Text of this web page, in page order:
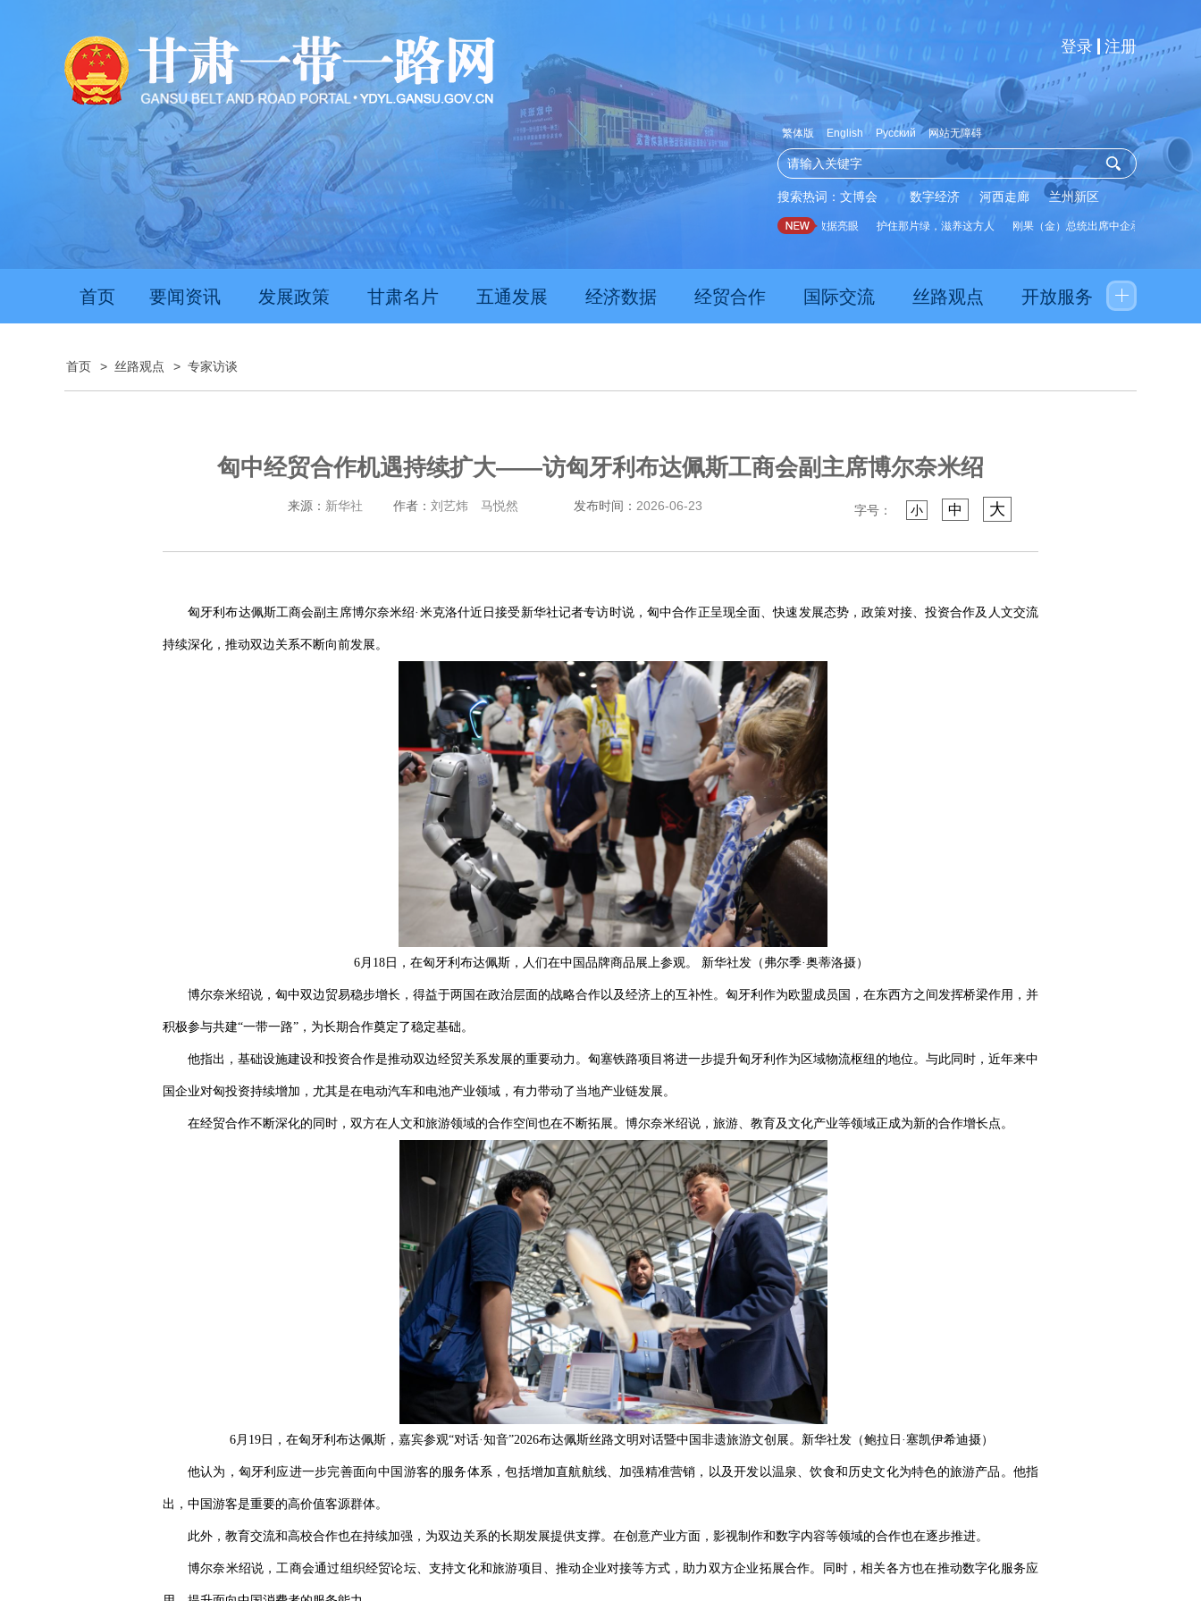
登录 注册
繁体版 English Русский 网站无障碍
搜索热词： 文博会 数字经济 河西走廊 兰州新区
推动经济持续向新向优向好发展 甘肃上半年新质生产力发展数据亮眼 护住那片绿，滋养这方人 刚果（金）总统出席中企承建水厂启用仪式
首页 要闻资讯 发展政策 甘肃名片 五通发展 经济数据 经贸合作 国际交流 丝路观点 开放服务
首页 > 丝路观点 > 专家访谈
匈中经贸合作机遇持续扩大——访匈牙利布达佩斯工商会副主席博尔奈米绍
来源： 新华社 作者： 刘艺炜 马悦然 发布时间： 2026-06-23 字号： 小 中 大
匈牙利布达佩斯工商会副主席博尔奈米绍·米克洛什近日接受新华社记者专访时说，匈中合作正呈现全面、快速发展态势，政策对接、投资合作及人文交流
持续深化，推动双边关系不断向前发展。
6月18日，在匈牙利布达佩斯，人们在中国品牌商品展上参观。 新华社发（弗尔季·奥蒂洛摄）
博尔奈米绍说，匈中双边贸易稳步增长，得益于两国在政治层面的战略合作以及经济上的互补性。匈牙利作为欧盟成员国，在东西方之间发挥桥梁作用，并
积极参与共建“一带一路”，为长期合作奠定了稳定基础。
他指出，基础设施建设和投资合作是推动双边经贸关系发展的重要动力。匈塞铁路项目将进一步提升匈牙利作为区域物流枢纽的地位。与此同时，近年来中
国企业对匈投资持续增加，尤其是在电动汽车和电池产业领域，有力带动了当地产业链发展。
在经贸合作不断深化的同时，双方在人文和旅游领域的合作空间也在不断拓展。博尔奈米绍说，旅游、教育及文化产业等领域正成为新的合作增长点。
6月19日，在匈牙利布达佩斯，嘉宾参观“对话·知音”2026布达佩斯丝路文明对话暨中国非遗旅游文创展。新华社发（鲍拉日·塞凯伊希迪摄）
他认为，匈牙利应进一步完善面向中国游客的服务体系，包括增加直航航线、加强精准营销，以及开发以温泉、饮食和历史文化为特色的旅游产品。他指
出，中国游客是重要的高价值客源群体。
此外，教育交流和高校合作也在持续加强，为双边关系的长期发展提供支撑。在创意产业方面，影视制作和数字内容等领域的合作也在逐步推进。
博尔奈米绍说，工商会通过组织经贸论坛、支持文化和旅游项目、推动企业对接等方式，助力双方企业拓展合作。同时，相关各方也在推动数字化服务应